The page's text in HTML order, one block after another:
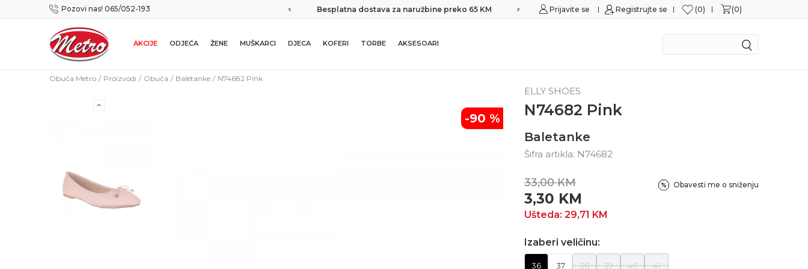
Pozovi nas! 065/052-193
Preuzmi NOVU Metro mobilnu aplikaciju! Besplatna dostava za naružbine preko 65 KM Sigurna kupovina
Prijavite se Registrujte se 0 0
AKCIJE ODJEĆA ŽENE MUŠKARCI DJECA KOFERI TORBE AKSESOARI
Obuća Metro Proizvodi Obuća Baletanke N74682 Pink
-90 %
ELLY SHOES
N74682 Pink
Baletanke
Šifra artikla: N74682
33,00 KM
3,30 KM
Ušteda: 29,71 KM
Obavesti me o sniženju
Izaberi veličinu:
36 37 38 39 40 41